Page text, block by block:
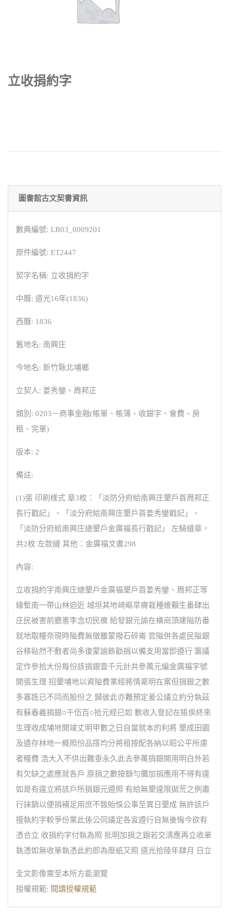
立收捐約字
圖書館古文契書資訊
數典編號: LB03_0009201
原件編號: ET2447
契字名稱: 立收捐約字
中曆: 道光16年(1836)
西曆: 1836
舊地名: 南興庄
今地名: 新竹縣北埔鄉
立契人: 姜秀鑾、周邦正
類別: 0203－商事金融(帳單、帳簿、收銀字、會費、房
租、完單)
版本: 2
備註:
(1)張 印刷樣式 章3枚：「淡防分府給南興庄墾戶首周邦正
長行戳記」、「淡分府給南興庄墾戶首姜秀鑾戳記」、
「淡防分府給南興庄總墾戶金廣福長行戳記」 左騎縫章，
共2枚 左款縫 其他：金廣福文書298
內容:
立收捐約字南興庄總墾戶金廣福墾戶首姜秀鑾、周邦正等
緣塹南一帶山林迫近 城垣其地崎嶇旱瘠栽種維艱生番肆出
庄民被害前廳憲李念切民瘼 給發銀元諭在橫崗頂建隘防番
就地取糧奈現時隘費無徵雖蒙撥石碎崙 官隘併各處民隘銀
谷移貼然不敷者尚多復蒙諭飭勸捐以備支用當即遵行 籌議
定作參拾大份每份該捐銀壹千元計共參萬元編金廣福字號
開張生理 招墾埔地以資隘費業經將情稟明在案但捐銀之數
多寡既已不同而股份之 歸彼此亦難預定爰公議立約分執茲
有蘇春義捐銀○千伍百○拾元經已如 數收入登記在賬俟終來
生理收成埔地開竣丈明甲數之日自當就本的利將 墾成田園
及遺存林地一概照份品撘均分將租按配各納以昭公平所慮
者糧費 浩大入不供出難垂永久此去參萬捐銀開用明白外若
有欠缺之處應就各戶 原捐之數按額勻攤加捐應用不得有違
如是有違立將該戶所捐銀元遵照 有給無墾違限拋荒之例盡
行抹銷以便捐補足用庶不致貽悞公事至異日墾成 無許該戶
擅執約字較爭份業此係公同議定各宜遵行自無後悔今欲有
憑合立 收捐約字付執為照 批明加捐之銀若交清應再立收單
執憑如無收單執憑此約即為廢紙又照 道光拾陸年肆月 日立
全文影像需至本所方能瀏覽
授權規範: 閱讀授權規範